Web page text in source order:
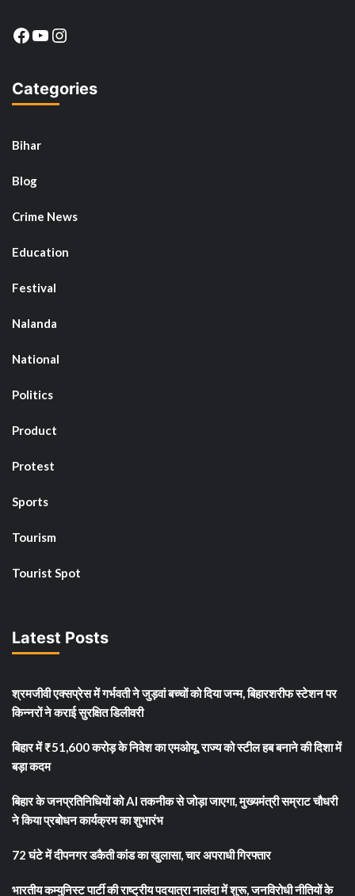
Facebook
YouTube
Instagram
Categories
Bihar
Blog
Crime News
Education
Festival
Nalanda
National
Politics
Product
Protest
Sports
Tourism
Tourist Spot
Latest Posts
श्रमजीवी एक्सप्रेस में गर्भवती ने जुड़वां बच्चों को दिया जन्म, बिहारशरीफ स्टेशन पर
किन्नरों ने कराई सुरक्षित डिलीवरी
बिहार में ₹51,600 करोड़ के निवेश का एमओयू, राज्य को स्टील हब बनाने की दिशा में
बड़ा कदम
बिहार के जनप्रतिनिधियों को AI तकनीक से जोड़ा जाएगा, मुख्यमंत्री सम्राट चौधरी
ने किया प्रबोधन कार्यक्रम का शुभारंभ
72 घंटे में दीपनगर डकैती कांड का खुलासा, चार अपराधी गिरफ्तार
भारतीय कम्युनिस्ट पार्टी की राष्ट्रीय पदयात्रा नालंदा में शुरू, जनविरोधी नीतियों के